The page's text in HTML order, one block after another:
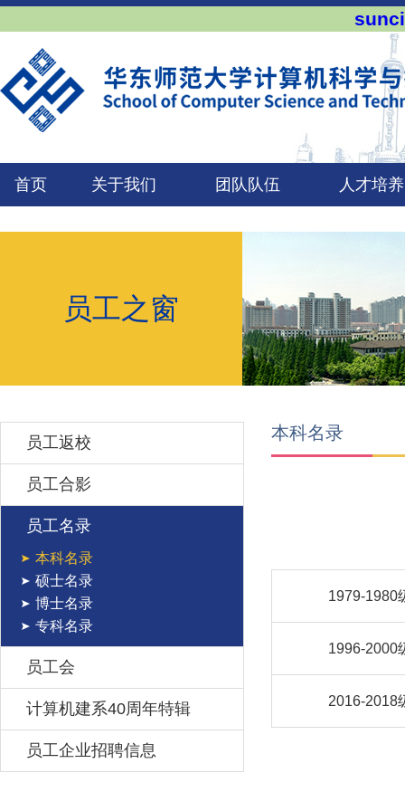
首页 关于我们 团队队伍 人才培养
员工之窗
员工返校
员工合影
员工名录
本科名录
硕士名录
博士名录
专科名录
员工会
计算机建系40周年特辑
员工企业招聘信息
本科名录
1979-1980
1996-2000
2016-2018